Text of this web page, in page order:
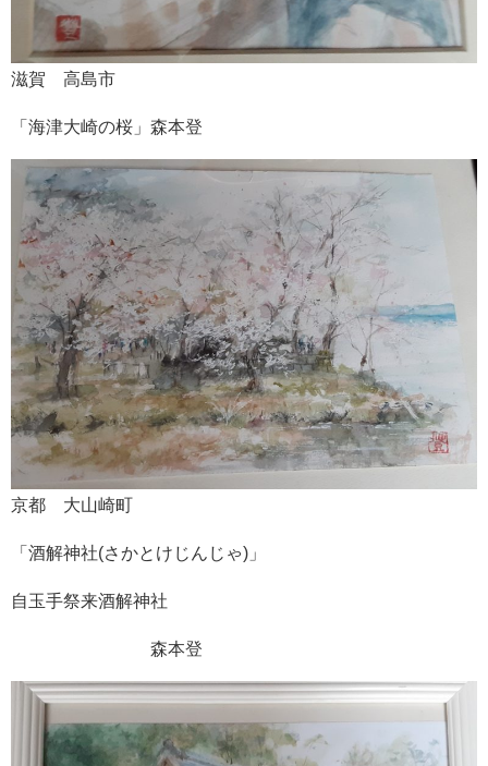
滋賀 高島市
「海津大崎の桜」森本登
京都 大山崎町
「酒解神社(さかとけじんじゃ)」
自玉手祭来酒解神社
森本登